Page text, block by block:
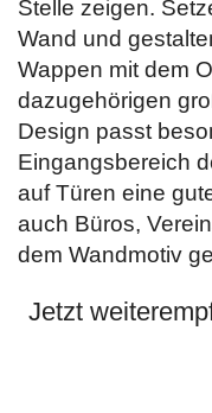
Stelle zeigen.
Wand und
Wappen mit dem
dazugehörigen
Design passt
Eingangsbereich
auf Türen eine
auch Büros,
dem Wandmotiv
Jetzt